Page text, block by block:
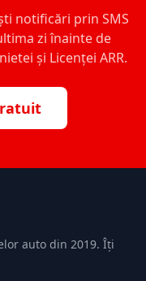
notificări prin SMS
zi înainte de
și Licenței ARR.
auto din 2019. Îți